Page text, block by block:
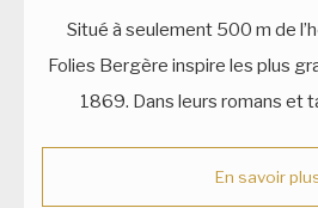
Situé à seulement 500 m de
Folies Bergère inspire les plus
1869. Dans leurs romans et
En savoir